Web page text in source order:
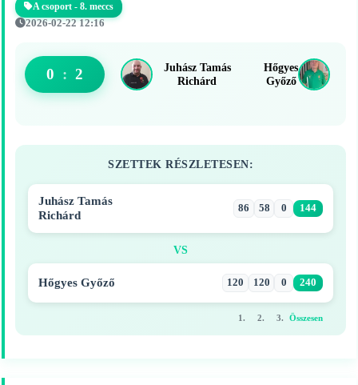
A csoport - 8. meccs
2026-02-22 12:16
Juhász Tamás
Richárd
0 : 2
Hőgyes
Győző
SZETTEK RÉSZLETESEN:
Juhász Tamás
Richárd
86 58 0 144
VS
Hőgyes Győző 120 120 0 240
1. 2. 3. Összesen